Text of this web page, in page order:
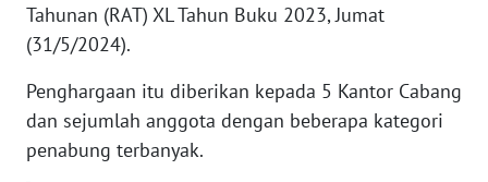
Tahunan (RAT) XL Tahun Buku 2023, Jumat
(31/5/2024).
Penghargaan itu diberikan kepada 5 Kantor Cabang
dan sejumlah anggota dengan beberapa kategori
penabung terbanyak.
PEDOMAN
MEDIA
SIBER
REDAKSI